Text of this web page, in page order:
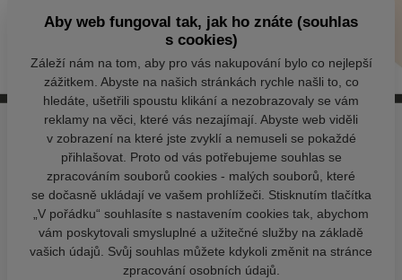
Aby web fungoval tak, jak ho znáte (souhlas
s cookies)
Záleží nám na tom, aby pro vás nakupování bylo co nejlepší
zážitkem. Abyste na našich stránkách rychle našli to, co
hledáte, ušetřili spoustu klikání a nezobrazovaly se vám
reklamy na věci, které vás nezajímají. Abyste web viděli
v zobrazení na které jste zvyklí a nemuseli se pokaždé
přihlašovat. Proto od vás potřebujeme souhlas se
zpracováním souborů cookies - malých souborů, které
se dočasně ukládají ve vašem prohlížeči. Stisknutím tlačítka
„V pořádku“ souhlasíte s nastavením cookies tak, abychom
vám poskytovali smysluplné a užitečné služby na základě
vašich údajů. Svůj souhlas můžete kdykoli změnit na stránce
zpracování osobních údajů.